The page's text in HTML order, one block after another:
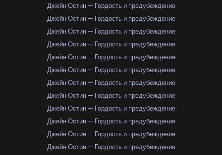
Джейн Остин — Гордость и предубеждение
Джейн Остин — Гордость и предубеждение
Джейн Остин — Гордость и предубеждение
Джейн Остин — Гордость и предубеждение
Джейн Остин — Гордость и предубеждение
Джейн Остин — Гордость и предубеждение
Джейн Остин — Гордость и предубеждение
Джейн Остин — Гордость и предубеждение
Джейн Остин — Гордость и предубеждение
Джейн Остин — Гордость и предубеждение
Джейн Остин — Гордость и предубеждение
Джейн Остин — Гордость и предубеждение